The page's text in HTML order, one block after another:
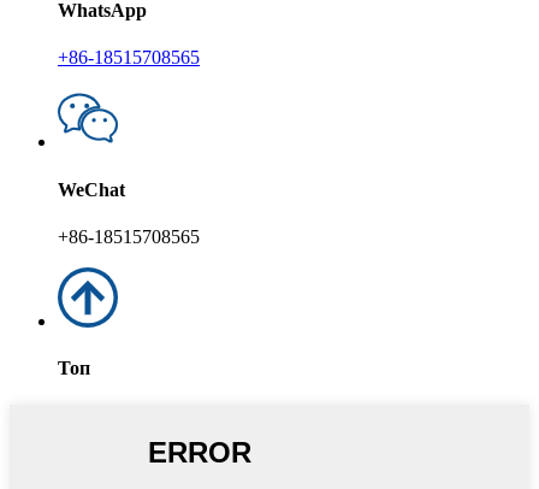
WhatsApp
+86-18515708565
WeChat
+86-18515708565
Топ